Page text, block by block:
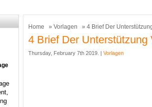
Home » Vorlagen » 4 Brief Der
4 Brief Der Unterstützung
Thursday, February 7th 2019. | Vorlagen